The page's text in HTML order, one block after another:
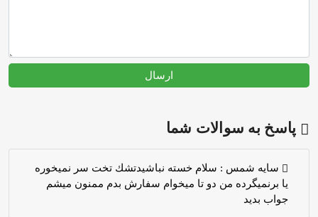
ارسال
پاسخ به سوالات شما
سايه شمس : سلام خسته نباشيدتشك تخت سر نميخوره
يا برنميگرده من دو تا ميخوام سفارش بدم ممنون ميشم
جواب بديد